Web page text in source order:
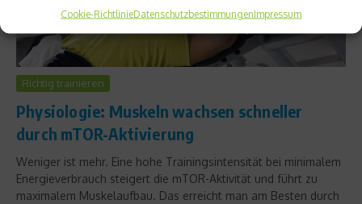
Cookie-RichtlinieDatenschutzbestimmungenImpressum
Richtig trainieren
Physiologie: Muskeln wachsen schneller
durch mTOR-Aktivierung
Weniger ist mehr. Eine hohe Trainingsintensität bei minimalem
Energieverbrauch steigert die mTOR-Aktivität und führt zu
maximalem Muskelaufbau. Das erreicht man am Besten durch